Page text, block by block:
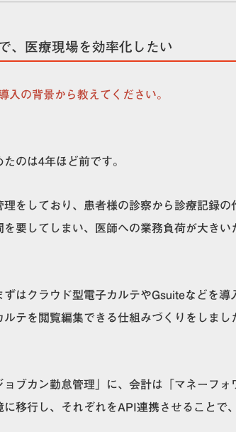
、医療現場を効率化したい
の背景から教えてください。
のは4年ほど前です。
をしており、患者様の診察から診療記録の
要してしまい、医師への業務負荷が大き
はクラウド型電子カルテやGsuiteなどを
テを閲覧編集できる仕組みづくりをしまし
ブカン勤怠管理」に、会計は「マネーフォ
移行し、それぞれをAPI連携させることで